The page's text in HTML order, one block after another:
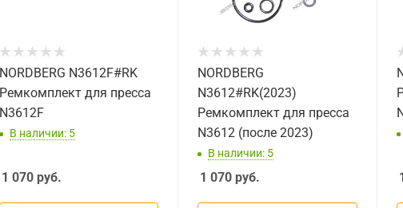
NORDBERG N3612F#RK
Ремкомплект для пресса
N3612F
В наличии: 5
1 070 руб.
NORDBERG
N3612#RK(2023)
Ремкомплект для пресса
N3612 (после 2023)
В наличии: 5
1 070 руб.